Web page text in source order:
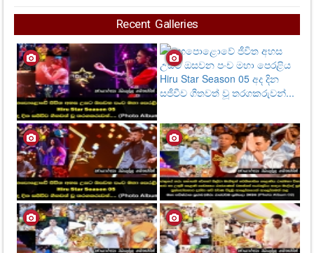
Recent Galleries